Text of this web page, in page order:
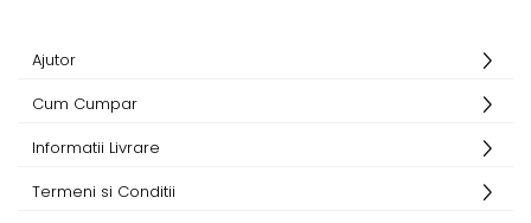
Ajutor
Cum Cumpar
Informatii Livrare
Termeni si Conditii